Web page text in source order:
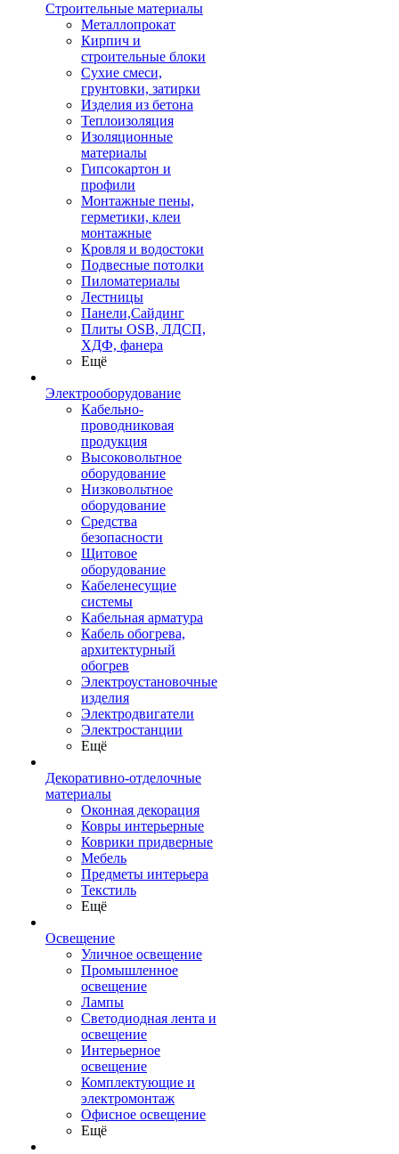
Строительные материалы
Металлопрокат
Кирпич и
строительные блоки
Сухие смеси,
грунтовки, затирки
Изделия из бетона
Теплоизоляция
Изоляционные
материалы
Гипсокартон и
профили
Монтажные пены,
герметики, клеи
монтажные
Кровля и водостоки
Подвесные потолки
Пиломатериалы
Лестницы
Панели,Сайдинг
Плиты OSB, ЛДСП,
ХДФ, фанера
Ещё
Электрооборудование
Кабельно-
проводниковая
продукция
Высоковольтное
оборудование
Низковольтное
оборудование
Средства
безопасности
Щитовое
оборудование
Кабеленесущие
системы
Кабельная арматура
Кабель обогрева,
архитектурный
обогрев
Электроустановочные
изделия
Электродвигатели
Электростанции
Ещё
Декоративно-отделочные
материалы
Оконная декорация
Ковры интерьерные
Коврики придверные
Мебель
Предметы интерьера
Текстиль
Ещё
Освещение
Уличное освещение
Промышленное
освещение
Лампы
Светодиодная лента и
освещение
Интерьерное
освещение
Комплектующие и
электромонтаж
Офисное освещение
Ещё